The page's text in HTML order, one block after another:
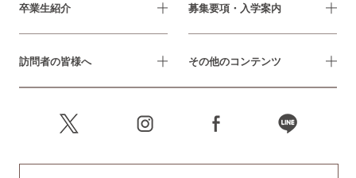
卒業生紹介 募集要項・入学案内
訪問者の皆様へ その他のコンテンツ